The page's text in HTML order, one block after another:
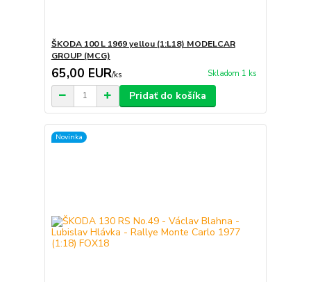
ŠKODA 100 L 1969 yellou (1:L18) MODELCAR
GROUP (MCG)
65,00 EUR/ks Skladom 1 ks
Pridať do košíka
Novinka